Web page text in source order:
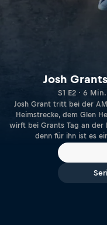
Josh
S1 E2 · 6
Josh Grant tritt bei der
Heimstrecke, dem Glen
wirft bei Grants Tag an der
denn für ihn ist es